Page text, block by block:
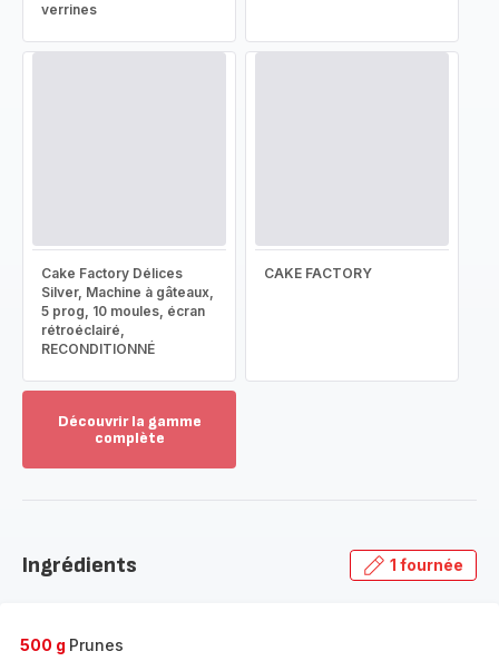
verrines
Cake Factory Délices
Silver, Machine à gâteaux,
5 prog, 10 moules, écran
rétroéclairé,
RECONDITIONNÉ
CAKE FACTORY
Découvrir la gamme
complète
gamme
Ingrédients 1 fournée
500 g Prunes